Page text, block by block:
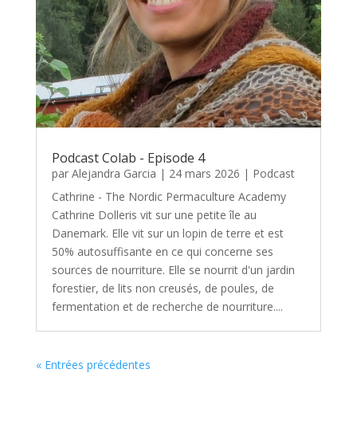
Podcast Colab - Episode 4
par Alejandra Garcia | 24 mars 2026 | Podcast
Cathrine - The Nordic Permaculture Academy
Cathrine Dolleris vit sur une petite île au
Danemark. Elle vit sur un lopin de terre et est
50% autosuffisante en ce qui concerne ses
sources de nourriture. Elle se nourrit d'un jardin
forestier, de lits non creusés, de poules, de
fermentation et de recherche de nourriture....
« Entrées précédentes